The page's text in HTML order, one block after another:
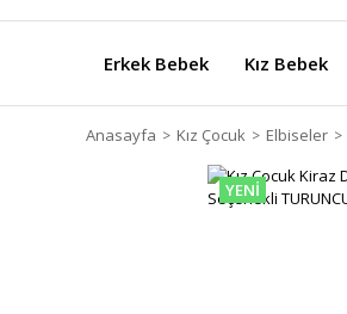
Erkek Bebek Kız Bebek
Anasayfa Kız Çocuk Elbiseler
YENİ